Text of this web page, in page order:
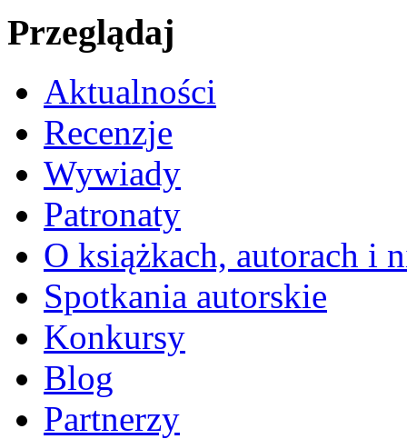
Przeglądaj
Aktualności
Recenzje
Wywiady
Patronaty
O książkach, autorach i
Spotkania autorskie
Konkursy
Blog
Partnerzy